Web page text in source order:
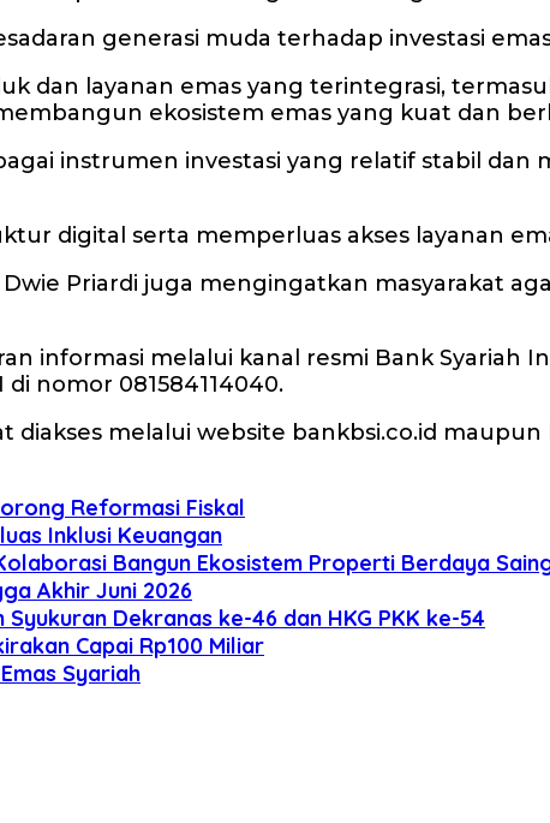
generasi muda terhadap investasi
dan layanan emas yang terintegrasi,
ekosistem emas yang kuat dan
instrumen investasi yang relatif stabil
digital serta memperluas akses layanan
Priardi juga mengingatkan masyarakat
informasi melalui kanal resmi Bank Syariah
nomor 081584114040.
melalui website bankbsi.co.id maupun
Reformasi Fiskal
Inklusi Keuangan
Bangun Ekosistem Properti Berdaya
Akhir Juni 2026
Dekranas ke-46 dan HKG PKK ke-54
Capai Rp100 Miliar
Syariah